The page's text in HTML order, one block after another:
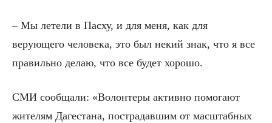
– Мы летели в Пасху, и для меня, как для
верующего человека, это был некий знак, что я все
правильно делаю, что все будет хорошо.
СМИ сообщали: «Волонтеры активно помогают
жителям Дагестана, пострадавшим от масштабных